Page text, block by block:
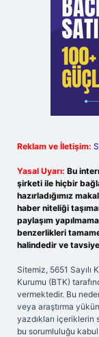
Reklam ve İletişim:
Yasal Uyarı: Bu
şirketi ile hiçbir
hazırladığımız
haber niteliği
paylaşım
benzerlikleri
halindedir ve
Sitemiz, 5651 Sayılı
Kurumu (BTK)
vermektedir. Bu
veya araştırma
yazdıkları içeriklerin
bu sorumluluğu kabul